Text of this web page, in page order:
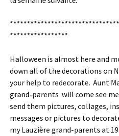
*****************
Halloween is almost here and
down all of the decorations on
your help to redecorate. Aunt
grand-parents will come see
send them pictures, collages,
messages or pictures to
my Lauzière grand-parents at